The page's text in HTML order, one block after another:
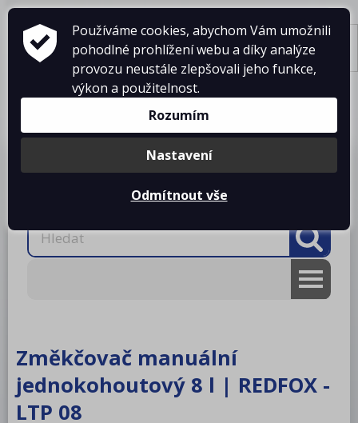
Košík je prázdný
O firmě
Projekty kuchyní
Ke stažení
RM LOTUS 600
RM LOTUS 700
Změkčovač manuální
jednokohoutový 8 l | REDFOX -
LTP 08
Používáme cookies, abychom Vám umožnili
pohodlné prohlížení webu a díky analýze
provozu neustále zlepšovali jeho funkce,
výkon a použitelnost.
Rozumím
Nastavení
Odmítnout vše